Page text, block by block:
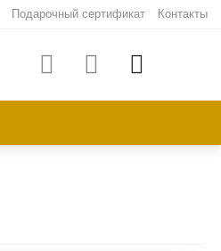
Подарочный сертификат Контакты